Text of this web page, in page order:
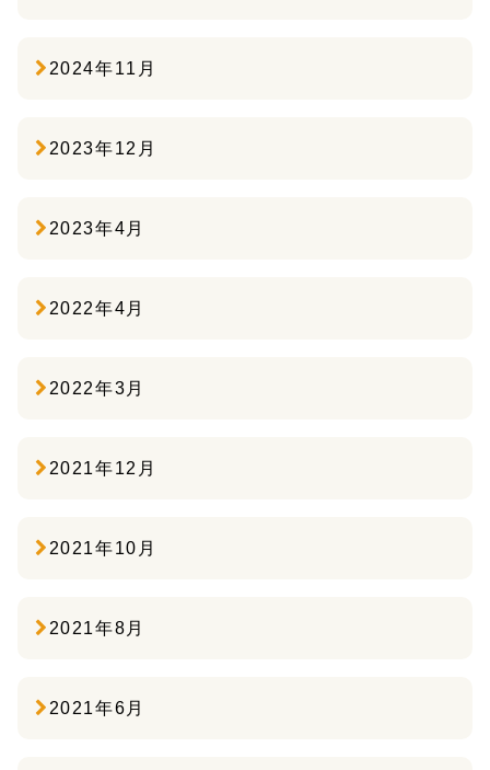
2024年11月
2023年12月
2023年4月
2022年4月
2022年3月
2021年12月
2021年10月
2021年8月
2021年6月